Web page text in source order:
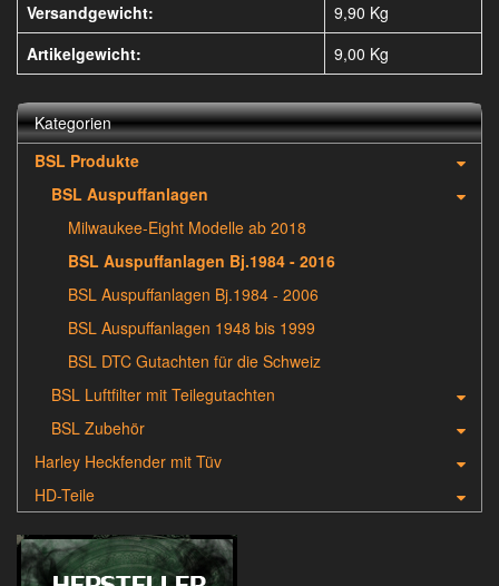
Versandgewicht:
9,90 Kg
Artikelgewicht:
9,00 Kg
Kategorien
BSL Produkte
BSL Auspuffanlagen
Milwaukee-Eight Modelle ab 2018
BSL Auspuffanlagen Bj.1984 - 2016
BSL Auspuffanlagen Bj.1984 - 2006
BSL Auspuffanlagen 1948 bis 1999
BSL DTC Gutachten für die Schweiz
BSL Luftfilter mit Teilegutachten
BSL Zubehör
Harley Heckfender mit Tüv
HD-Teile